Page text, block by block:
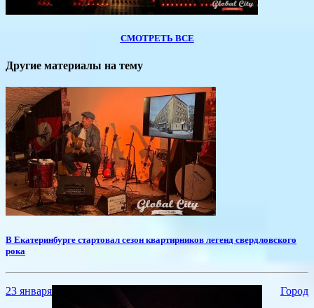
СМОТРЕТЬ ВСЕ
Другие материалы на тему
В Екатеринбурге стартовал сезон квартирников легенд свердловского
рока
23 января Город